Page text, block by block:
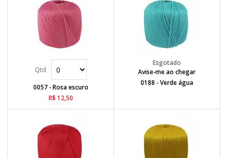
0057 - Rosa escuro
R$ 12,50
Avise-me ao chegar
0188 - Verde água